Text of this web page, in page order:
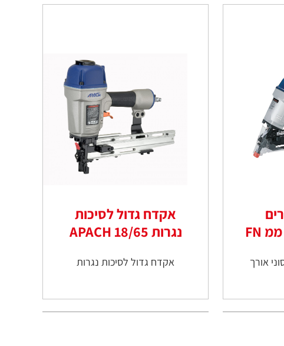
אורך
אקדח גדול לסיכות
נגרות 18/65 APACH
אקדח גדול לסיכות נגרות